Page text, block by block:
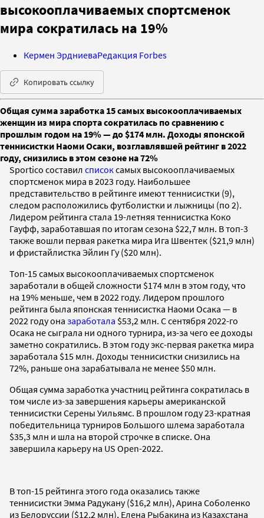
высокооплачиваемых спортсменок
мира сократилась на 19%
Кермен ЭрдниеваРедакция Forbes
Копировать ссылку
Общая сумма заработка 15 самых высокооплачиваемых
женщин из мира спорта сократилась по сравнению с
прошлым годом на 19% — до $174 млн. Доходы японской
теннисистки Наоми Осаки, возглавлявшей рейтинг в 2022
году, снизились в этом сезоне на 72%
Sportico составил списоксамых высокооплачиваемых
спортсменок мира в 2023 году. Наибольшее
представительство в рейтинге имеют теннисистки (9),
следом расположились футболистки и лыжницы (по 2).
Лидером рейтинга стала 19-летняя теннисистка Коко
Гауфф, заработавшая по итогам сезона $22,7 млн. В топ-3
также вошли первая ракетка мира Ига Швентек ($21,9 млн)
и фристайлистка Эйлин Гу ($20 млн).
Топ-15 самых высокооплачиваемых спортсменок
заработали в общей сложности $174 млн в этом году, что
на 19% меньше, чем в 2022 году. Лидером прошлого
рейтинга была японская теннисистка Наоми Осака — в
2022 году она заработала $53,2 млн. С сентября 2022-го
Осака не сыграла ни одного турнира, из-за чего ее доходы
заметно сократились. В этом году экс-первая ракетка мира
заработала $15 млн. Доходы теннисистки снизились на
72%, раньше она зарабатывала не менее $50 млн.
Общая сумма заработка участниц рейтинга сократилась в
том числе из-за завершения карьеры американской
теннисистки Серены Уильямс. В прошлом году 23-кратная
победительница турниров Большого шлема заработала
$35,3 млн и шла на второй строчке в списке. Она
завершила карьеру на US Open-2022.
В топ-15 рейтинга этого года оказались также
теннисистки Эмма Радукану ($16,2 млн), Арина Соболенко
из Белоруссии ($12,2 млн), Елена Рыбакина из Казахстана